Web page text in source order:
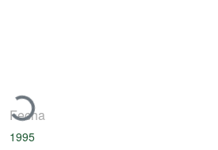
Cargando...
Fecha
1995